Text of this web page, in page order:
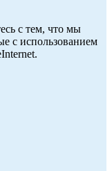
с тем, что мы
с использованием